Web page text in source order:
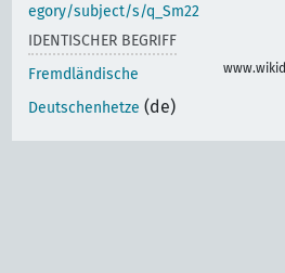
egory/subject/s/q_Sm22
IDENTISCHER BEGRIFF
Fremdländische
Deutschenhetze (de)